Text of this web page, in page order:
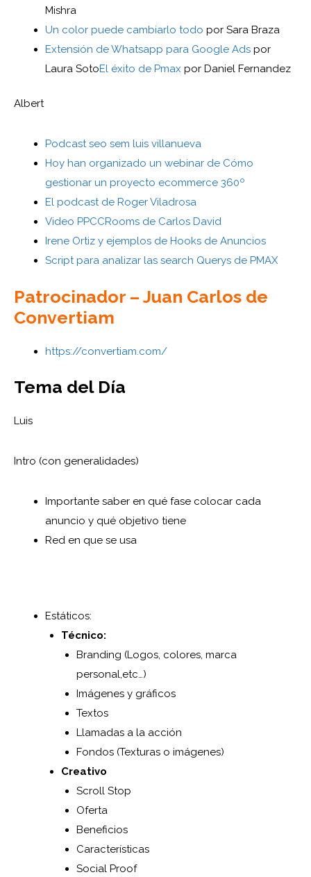
Mishra
Un color puede cambiarlo todo por Sara Braza
Extensión de Whatsapp para Google Ads por
Laura SotoEl éxito de Pmax por Daniel Fernandez
Albert
Podcast seo sem luis villanueva
Hoy han organizado un webinar de Cómo
gestionar un proyecto ecommerce 360º
El podcast de Roger Viladrosa
Video PPCCRooms de Carlos David
Irene Ortiz y ejemplos de Hooks de Anuncios
Script para analizar las search Querys de PMAX
Patrocinador – Juan Carlos de
Convertiam
https://convertiam.com/
Tema del Día
Luis
Intro (con generalidades)
Importante saber en qué fase colocar cada
anuncio y qué objetivo tiene
Red en que se usa
Estáticos:
Técnico:
Branding (Logos, colores, marca
personal,etc…)
Imágenes y gráficos
Textos
Llamadas a la acción
Fondos (Texturas o imágenes)
Creativo
Scroll Stop
Oferta
Beneficios
Características
Social Proof